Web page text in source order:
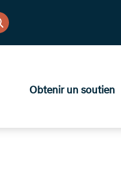
Obtenir un soutien